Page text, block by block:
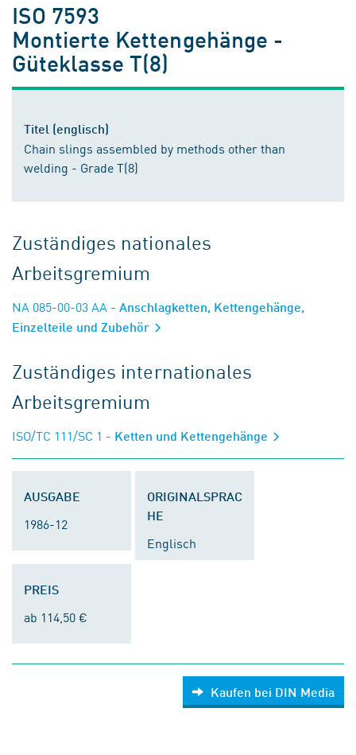
ISO 7593
Montierte Kettengehänge -
Güteklasse T(8)
Titel (englisch)
Chain slings assembled by methods other than
welding - Grade T(8)
Zuständiges nationales
Arbeitsgremium
NA 085-00-03 AA - Anschlagketten, Kettengehänge,
Einzelteile und Zubehör
Zuständiges internationales
Arbeitsgremium
ISO/TC 111/SC 1 - Ketten und Kettengehänge
AUSGABE
1986-12
ORIGINALSPRAC
HE
Englisch
PREIS
ab 114,50 €
Kaufen bei DIN Media